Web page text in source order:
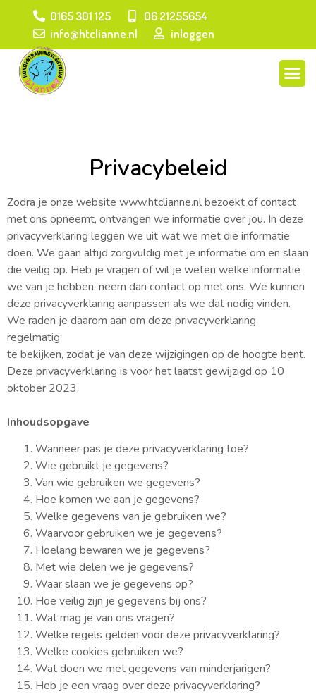
0165 301 125
06 21255654
info@htclianne.nl
inloggen
Privacybeleid
Zodra je onze website www.htclianne.nl bezoekt of contact
met ons opneemt, ontvangen we informatie over jou. In deze
privacyverklaring leggen we uit wat we met die informatie
doen. We gaan altijd zorgvuldig met je informatie om en slaan
die veilig op. Heb je vragen of wil je weten welke informatie
we van je hebben, neem dan contact op met ons. We kunnen
deze privacyverklaring aanpassen als we dat nodig vinden.
We raden je daarom aan om deze privacyverklaring
regelmatig
te bekijken, zodat je van deze wijzigingen op de hoogte bent.
Deze privacyverklaring is voor het laatst gewijzigd op 10
oktober 2023.
Inhoudsopgave
Wanneer pas je deze privacyverklaring toe?
Wie gebruikt je gegevens?
Van wie gebruiken we gegevens?
Hoe komen we aan je gegevens?
Welke gegevens van je gebruiken we?
Waarvoor gebruiken we je gegevens?
Hoelang bewaren we je gegevens?
Met wie delen we je gegevens?
Waar slaan we je gegevens op?
Hoe veilig zijn je gegevens bij ons?
Wat mag je van ons vragen?
Welke regels gelden voor deze privacyverklaring?
Welke cookies gebruiken we?
Wat doen we met gegevens van minderjarigen?
Heb je een vraag over deze privacyverklaring?